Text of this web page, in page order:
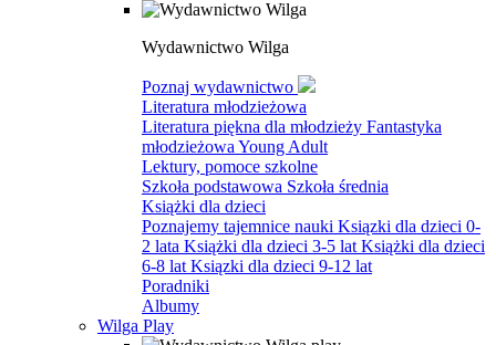
Wydawnictwo Wilga
Poznaj wydawnictwo
Literatura młodzieżowa
Literatura piękna dla młodzieży Fantastyka
młodzieżowa Young Adult
Lektury, pomoce szkolne
Szkoła podstawowa Szkoła średnia
Książki dla dzieci
Poznajemy tajemnice nauki Ksiązki dla dzieci 0-
2 lata Książki dla dzieci 3-5 lat Książki dla dzieci
6-8 lat Ksiązki dla dzieci 9-12 lat
Poradniki
Albumy
Wilga Play